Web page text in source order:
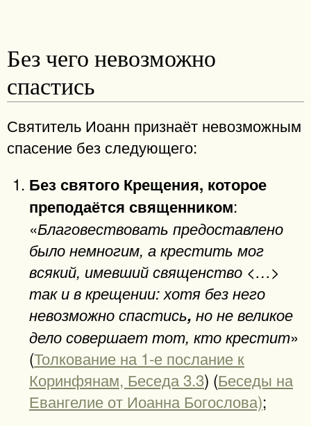
Без чего невозможно
спастись
Святитель Иоанн признаёт невозможным
спасение без следующего:
Без святого Крещения, которое
преподаётся священником:
«Благовествовать предоставлено
было немногим, а крестить мог
всякий, имевший священство <…>
так и в крещении: хотя без него
невозможно спастись, но не великое
дело совершает тот, кто крестит»
(Толкование на 1-е послание к
Коринфянам, Беседа 3.3) (Беседы на
Евангелие от Иоанна Богослова);